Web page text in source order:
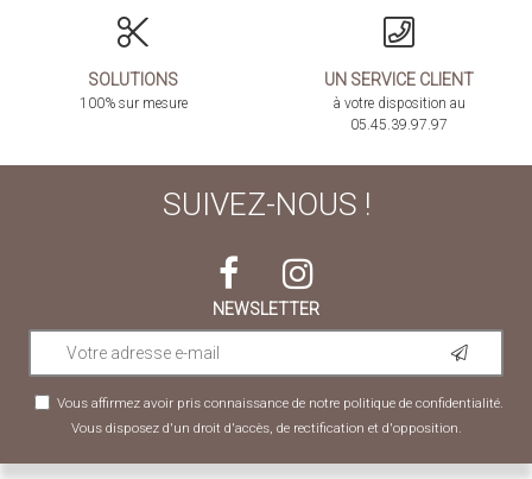
SOLUTIONS
100% sur mesure
UN SERVICE CLIENT
à votre disposition au
05.45.39.97.97
SUIVEZ-NOUS !
NEWSLETTER
Vous affirmez avoir pris connaissance de notre politique de confidentialité.
Vous disposez d'un droit d'accès, de rectification et d'opposition.